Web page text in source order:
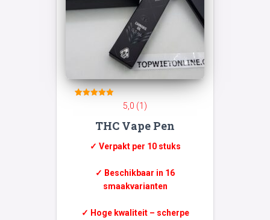
gebaseerd
klant
5,0 (1)
THC Vape Pen
✓ Verpakt per 10 stuks
✓ Beschikbaar in 16
smaakvarianten
✓ Hoge kwaliteit – scherpe